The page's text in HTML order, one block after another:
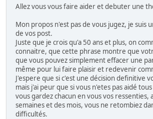
Allez vous vous faire aider et debuter une
Mon propos n'est pas de vous jugez, je suis
de vos post.
Juste que je crois qu'a 50 ans et plus, on
connaitre, que cette phrase montre que
que vous pouvez simplement effacer une
même pour lui faire plaisir et redevenir
J'espere que si c'est une décision definitive
mais j'ai peur que si vous n'etes pas aidé
vous gardez chacun en vous vos ressenties,
semaines et des mois, vous ne retombiez
difficultés.